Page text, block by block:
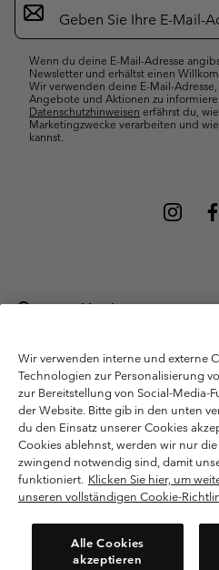
Anmeldung
Wenn du deine E-Mail-Adresse
Newsletter und erhältst einen
Wir verwenden deine E-Mail-
Angebote und Aktionen zu
Datenschutzhinweisen erfährst du,
Marketingzwecke verarbeiten und
kannst.
Deutschland
München Deutschland. Alle Rechte
Nutzungsbedingungen
Allgemeine
Datenschutzerklärung
Bestimmungen und Bedingungen des
Nutzungsbedingungen Für
Cookies
Public CBCR
Kundenservice: Mo- Fr. 9:00 - 13:00 &
(+)498912081004
Wir verwenden interne und externe
Technologien zur Personalisierung
zur Bereitstellung von Social-Media-
der Website. Bitte gib in den unten
du den Einsatz unserer Cookies
Cookies ablehnst, werden wir nur
zwingend notwendig sind, damit
funktioniert. Klicken Sie hier, um
unseren vollständigen Cookie-
Alle Cookies
akzeptieren
Bitte wählen Sie Ihr
Online-
Deutschland